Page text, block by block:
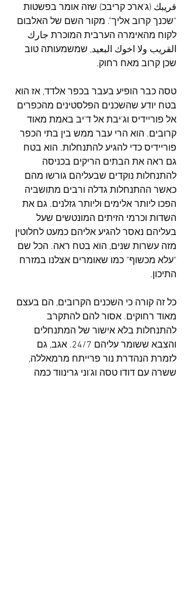
قريبك (ג'ארכ קריבכ) שזה אומר בפשטות
"שכנך קרוב אליך". מקור השם של האלבום
לקוח מהאימרה הערבית המוכרת جارك
القريب ولا اخوك البعيد, שמשמעותה טוב
שכן קרוב מאח רחוק.
טסה כבר הופיע בעבר בכפר אלדד, אז הוא
בטח יודע שהשכנים הפלסטינים מהכפרים
אל פוריידיס וג'יבת אל ד'יב באמת מאוד
קרובים. הוא הרי עבר ממש בין בתי הכפר
פוריידיס כדי להגיע להתנחלות. הוא בטח
גם ראה את הבתים הריקים בכניסה
להתנחלות נוקדים שבעליהם גורשו מהם
כאשר ההתנחלות גדלה ורבים מתושביה
הפכו ליותר אלימים וליותר גזלנים. גם את
השדות וכרמי הזיתים המונטשים שעל
בעליהם נאסר להגיע אליהם כמעט לחלוטין
מזה עשרות שנים, הוא בטח ראה. הכל שם
"עלא מכשוף" כמו שאומרים אצלנו במזרח
התיכון.
כל זה קורה כי השכנים הקרובים, הם בעצם
מאוד רחוקים. אסור להם להתקרב
להתנחלות בלא אישור של המתנחלים
והצבא ששומר עליהם 24/7. אגב, גם
לזמרת הנהדרת נור פרייתח מרמאללה,
ששרה עם דודו טסה וג'וני גרינווד כמה